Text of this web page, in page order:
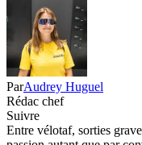
ParAudrey Huguel
Rédac chef
Suivre
Entre vélotaf, sorties